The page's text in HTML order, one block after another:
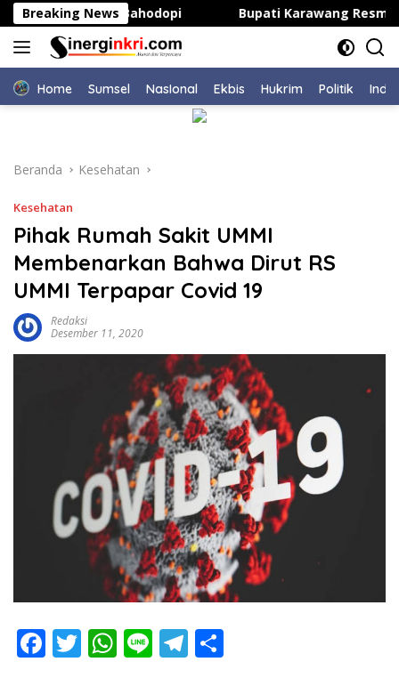
Langsung
ke
konten
Breaking News
Kepsek di Bahodopi Bupati Karawang Resmi
Home Sumsel NasIonal Ekbis Hukrim Politik
Beranda Kesehatan
Kesehatan
Pihak Rumah Sakit UMMI
Membenarkan Bahwa Dirut RS
UMMI Terpapar Covid 19
Redaksi
Desember 11, 2020
F T W Li T